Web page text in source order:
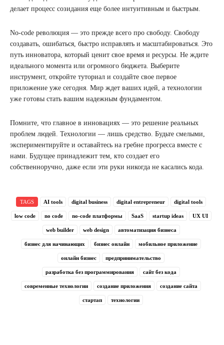
делает процесс созидания еще более интуитивным и быстрым.
No-code революция — это прежде всего про свободу. Свободу
создавать, ошибаться, быстро исправлять и масштабироваться. Это
путь инноватора, который ценит свое время и ресурсы. Не ждите
идеального момента или огромного бюджета. Выберите
инструмент, откройте туториал и создайте свое первое
приложение уже сегодня. Мир ждет ваших идей, а технологии
уже готовы стать вашим надежным фундаментом.
Помните, что главное в инновациях — это решение реальных
проблем людей. Технологии — лишь средство. Будьте смелыми,
экспериментируйте и оставайтесь на гребне прогресса вместе с
нами. Будущее принадлежит тем, кто создает его
собственноручно, даже если эти руки никогда не касались кода.
TAGS AI tools digital business digital entrepreneur digital tools
low code no code no-code платформы SaaS startup ideas UX UI
web builder web design автоматизация бизнеса
бизнес для начинающих бизнес онлайн мобильное приложение
онлайн бизнес предпринимательство
разработка без программирования сайт без кода
современные технологии создание приложения создание сайта
стартап технологии